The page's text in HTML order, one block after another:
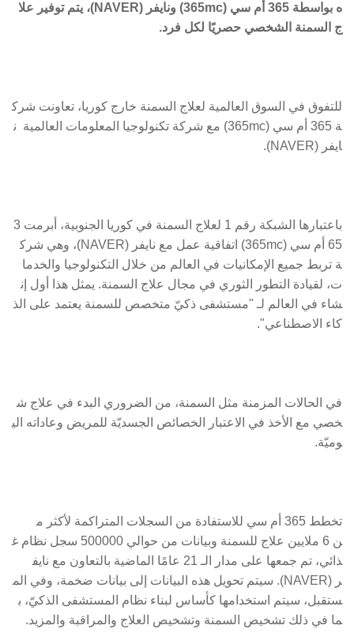
ه بواسطة أم سي (365mc
) ونايفر (NAVER)، يتم توفير علا
ج السمنة الشخصي حصريًا لكل فرد.
للتفوق في السوق العالمية لعلاج السمنة خارج كوريا، تعاونت شرك
ة 365 أم سي (365mc) مع شركة تكنولوجيا المعلومات العالمية ن
ايفر (NAVER).
باعتبارها الشبكة رقم 1 لعلاج السمنة في كوريا الجنوبية، أبرمت 3
65 أم سي (365mc) اتفاقية عمل مع نايفر (NAVER)، وهي شرك
ة تربط جميع الإمكانيات في العالم من خلال التكنولوجيا والخدما
ت، لقيادة التطور الثوري في مجال علاج السمنة. يمثل هذا أول إن
شاء في العالم لـ "مستشفى ذكيّ متخصص للسمنة يعتمد على الذ
كاء الاصطناعي".
في الحالات المزمنة مثل السمنة، من الضروري البدء في علاج ش
خصي مع الأخذ في الاعتبار الخصائص الجسديّة للمريض وعاداته الي
وميّة.
تخطط 365 أم سي للاستفادة من السجلات المتراكمة لأكثر م
ن 6 ملايين علاج للسمنة وبيانات من حوالي 500000 سجل نظام غ
ذائي، تم جمعها على مدار الـ 21 عامًا الماضية بالتعاون مع نايف
ر (NAVER). سيتم تحويل هذه البيانات إلى بيانات ضخمة، وفي الم
ستقبل، سيتم استخدامها كأساس لبناء نظام المستشفى الذكيّ، ب
ما في ذلك تشخيص السمنة وتشخيص العلاج والمراقبة والمزيد.